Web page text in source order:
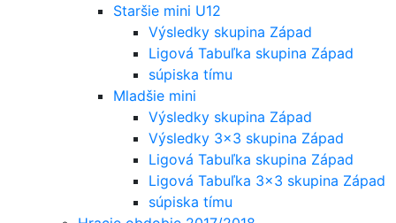
Staršie mini U12
Výsledky skupina Západ
Ligová Tabuľka skupina Západ
súpiska tímu
Mladšie mini
Výsledky skupina Západ
Výsledky 3×3 skupina Západ
Ligová Tabuľka skupina Západ
Ligová Tabuľka 3×3 skupina Západ
súpiska tímu